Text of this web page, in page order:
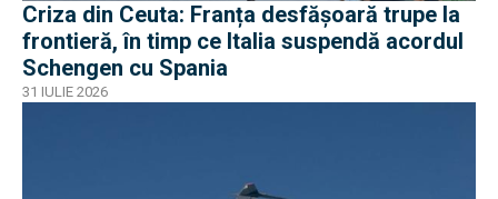
Criza din Ceuta: Franța desfășoară trupe la
frontieră, în timp ce Italia suspendă acordul
Schengen cu Spania
31 IULIE 2026